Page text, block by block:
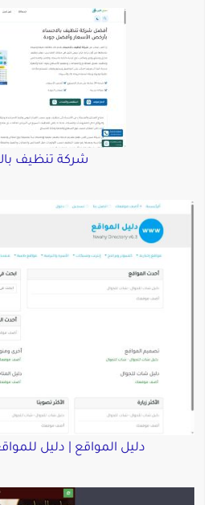
شركة تنظيف
دليل المواقع | دليل